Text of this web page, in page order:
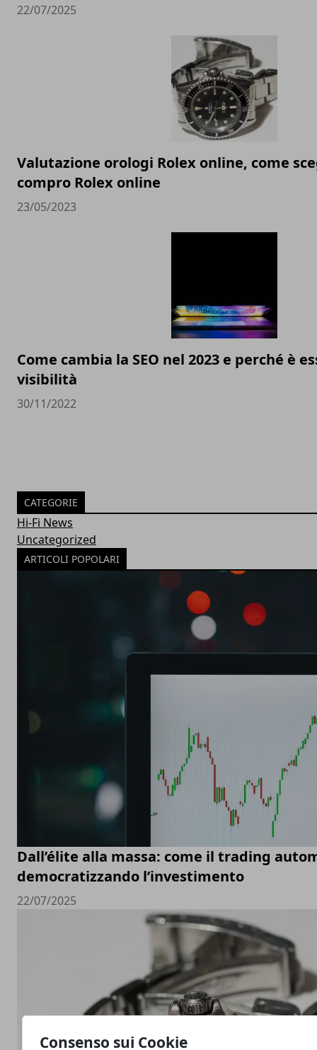
Consenso sui Cookie
22/07/2025
Valutazione orologi Rolex online, come
compro Rolex online
23/05/2023
Come cambia la SEO nel 2023 e perché è
visibilità
30/11/2022
CATEGORIE
Hi-Fi News
Uncategorized
ARTICOLI POPOLARI
Dall’élite alla massa: come il trading
democratizzando l’investimento
22/07/2025